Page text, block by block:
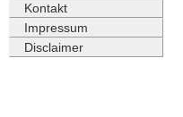
Kontakt
Impressum
Disclaimer